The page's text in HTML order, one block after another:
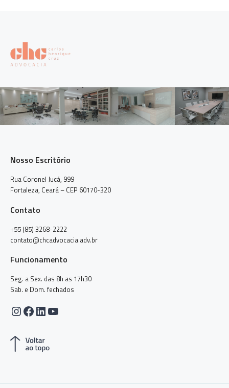
Nosso Escritório
Rua Coronel Jucá, 999
Fortaleza, Ceará – CEP 60170-320
Contato
+55 (85) 3268-2222
contato@chcadvocacia.adv.br
Funcionamento
Seg. a Sex. das 8h as 17h30
Sab. e Dom. fechados
Instagram
Facebook
LinkedIn
Youtube